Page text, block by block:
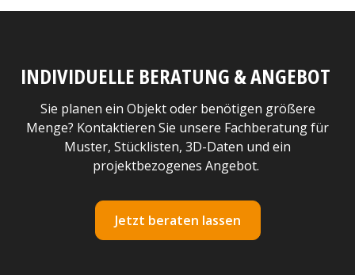
INDIVIDUELLE BERATUNG & ANGEBOT
Sie planen ein Objekt oder benötigen größere
Menge? Kontaktieren Sie unsere Fachberatung für
Muster, Stücklisten, 3D-Daten und ein
projektbezogenes Angebot.
Jetzt beraten lassen